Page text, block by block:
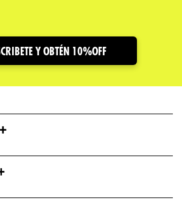
Y OBTÉN 10%OFF
+